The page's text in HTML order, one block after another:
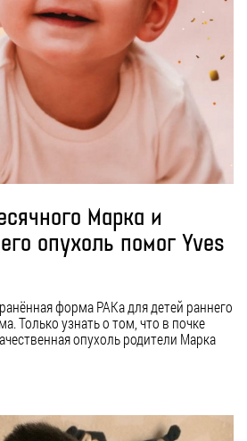
Марка и
опухоль помог Yves
форма РАКа для детей раннего
Только узнать о том, что в почке
опухоль родители Марка